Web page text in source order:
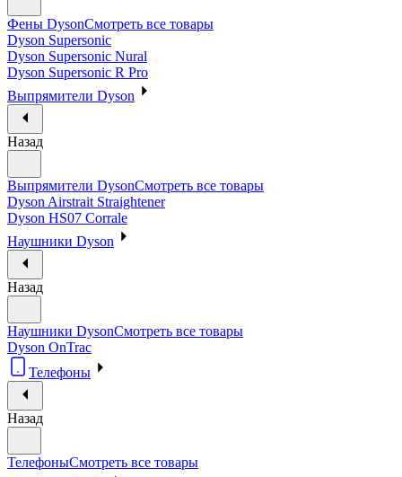
Фены DysonСмотреть все товары
Dyson Supersonic
Dyson Supersonic Nural
Dyson Supersonic R Pro
Выпрямители Dyson
Назад
Выпрямители DysonСмотреть все товары
Dyson Airstrait Straightener
Dyson HS07 Corrale
Наушники Dyson
Назад
Наушники DysonСмотреть все товары
Dyson OnTrac
Телефоны
Назад
ТелефоныСмотреть все товары